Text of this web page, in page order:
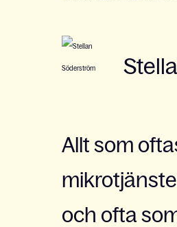
Allt som
och ofta